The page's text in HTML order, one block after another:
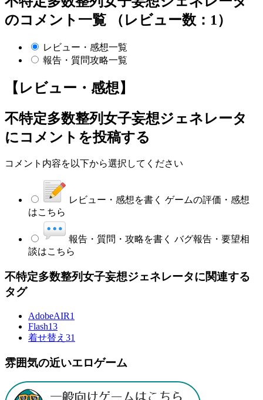
のコメント一覧 （レビュー数：1）
レビュー・感想一覧
報告・質問攻略一覧
【レビュー・感想】
不特定多数整列女子妄想ジェネレータ
にコメントを投稿する
コメント内容を以下から選択してください
レビュー・感想を書く ゲームの評価・感想
はこちら
報告・質問・攻略を書く バグ報告・要望相
談はこちら
不特定多数整列女子妄想ジェネレータに関連する
タグ
AdobeAIR1
Flash13
着せ替え 31
雰囲気の近いエロゲーム